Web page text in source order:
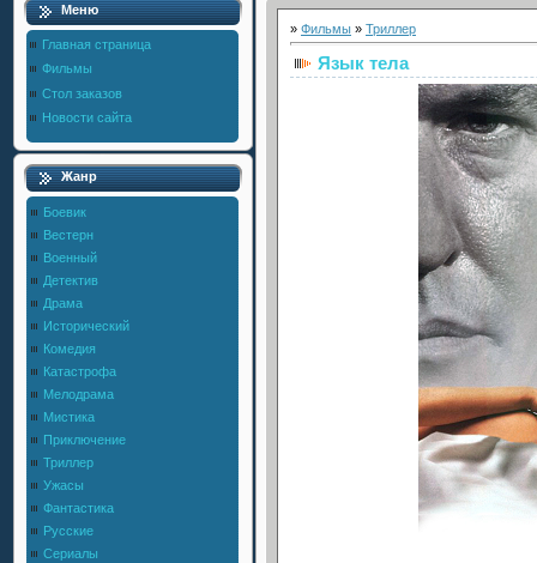
Меню
Главная страница
Фильмы
Стол заказов
Новости сайта
Жанр
Боевик
Вестерн
Военный
Детектив
Драма
Исторический
Комедия
Катастрофа
Мелодрама
Мистика
Приключение
Триллер
Ужасы
Фантастика
Русские
Сериалы
» Фильмы » Триллер
Язык тела